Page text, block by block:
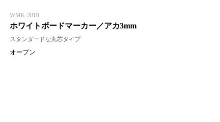
WMK-201R
ホワイトボードマーカー／アカ3mm
スタンダードな丸芯タイプ
オープン